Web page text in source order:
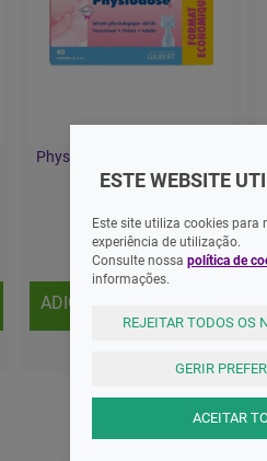
Physiodose Soro Fisiológico
40X 5ml
8,30 EUR
ADICIONAR
AS
ESTE WEBSITE
Este site utiliza cookies para
experiência de utilização.
Consulte nossa política de
informações.
REJEITAR TODOS OS
GERIR
ACEITAR